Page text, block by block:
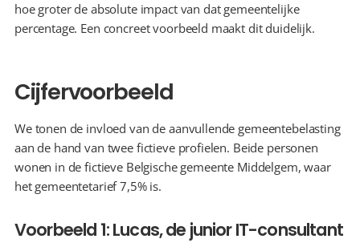
hoe groter de absolute impact van dat gemeentelijke
percentage. Een concreet voorbeeld maakt dit duidelijk.
Cijfervoorbeeld
We tonen de invloed van de aanvullende gemeentebelasting
aan de hand van twee fictieve profielen. Beide personen
wonen in de fictieve Belgische gemeente Middelgem, waar
het gemeentetarief 7,5% is.
Voorbeeld 1: Lucas, de junior IT-consultant